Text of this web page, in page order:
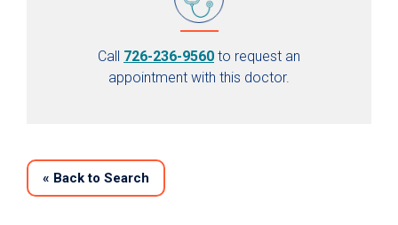
Call 726-236-9560 to request an
appointment with this doctor.
« Back to Search